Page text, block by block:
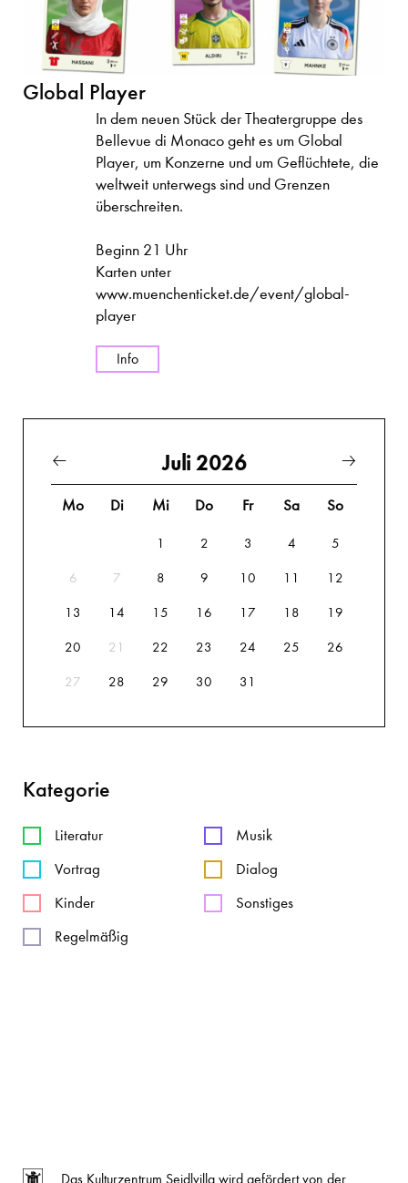
Global Player
In dem neuen Stück der Theatergruppe des
Bellevue di Monaco geht es um Global
Player, um Konzerne und um Geflüchtete, die
weltweit unterwegs sind und Grenzen
überschreiten.
Beginn 21 Uhr
Karten unter
www.muenchenticket.de/event/global-
player
Info
Juli 2026
Mo Di Mi Do Fr Sa So
1 2 3 4 5
6 7 8 9 10 11 12
13 14 15 16 17 18 19
20 21 22 23 24 25 26
27 28 29 30 31
Kategorie
Literatur
Musik
Vortrag
Dialog
Kinder
Sonstiges
Regelmäßig
Das Kulturzentrum Seidlvilla wird gefördert von der